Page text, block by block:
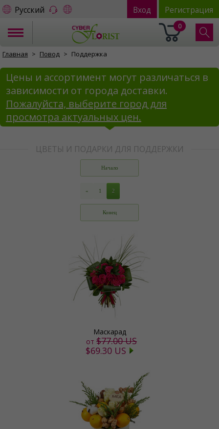
Русский Вход Регистрация
0
Главная Повод Поддержка
Цены и ассортимент могут различаться в
зависимости от города доставки.
Пожалуйста, выберите город для
просмотра актуальных цен.
ЦВЕТЫ И ПОДАРКИ ДЛЯ ПОДДЕРЖКИ
Начало
« 1 2
Конец
Маскарад
от $77.00 US
$69.30 US